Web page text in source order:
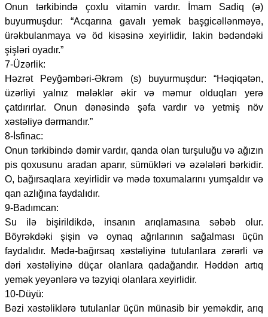
Onun tərkibində çoxlu vitamin vardır. İmam Sadiq (ə)
buyurmuşdur: “Acqarına gavalı yemək başgicəllənməyə,
ürəkbulanmaya və öd kisəsinə xeyirlidir, lakin bədəndəki
şişləri oyadır.”
7-Üzərlik:
Həzrət Peyğəmbəri-Əkrəm (s) buyurmuşdur: “Həqiqətən,
üzərliyi yalnız mələklər əkir və məmur olduqları yerə
çatdırırlar. Onun dənəsində şəfa vardır və yetmiş növ
xəstəliyə dərmandır.”
8-İsfinac:
Onun tərkibində dəmir vardır, qanda olan turşuluğu və ağızın
pis qoxusunu aradan aparır, sümükləri və əzələləri bərkidir.
O, bağırsaqlara xeyirlidir və mədə toxumalarını yumşaldır və
qan azlığına faydalıdır.
9-Badımcan:
Su ilə bişirildikdə, insanın arıqlamasına səbəb olur.
Böyrəkdəki şişin və oynaq ağrılarının sağalması üçün
faydalıdır. Mədə-bağırsaq xəstəliyinə tutulanlara zərərli və
dəri xəstəliyinə düçar olanlara qadağandır. Həddən artıq
yemək yeyənlərə və təzyiqi olanlara xeyirlidir.
10-Düyü:
Bəzi xəstəliklərə tutulanlar üçün münasib bir yeməkdir, arıq